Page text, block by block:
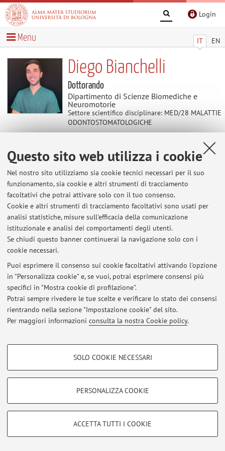
Questo sito web utilizza i cookie
Nel nostro sito utilizziamo sia cookie tecnici necessari per il suo
funzionamento, sia cookie e altri strumenti di tracciamento
facoltativi che potrai attivare solo con il tuo consenso.
Cookie e altri strumenti di tracciamento facoltativi sono usati per
analisi statistiche, misure sull'efficacia della comunicazione
istituzionale e analisi dei comportamenti degli utenti.
Se chiudi questo banner continuerai la navigazione solo con i
cookie necessari.
Puoi esprimere il consenso sui cookie facoltativi attivando l'opzione
in "Personalizza cookie" e, se vuoi, potrai esprimere consensi più
specifici in "Mostra cookie di profilazione".
Potrai sempre rivedere le tue scelte e verificare lo stato dei consensi
rientrando nella sezione "Impostazione cookie" del sito.
Per maggiori informazioni consulta la nostra Cookie policy.
COOKIE DI PROFILAZIONE - FACOLTATIVI
COOKIE TECNICI - NECESSARI
Si tratta di cookie tecnici utilizzati, a titolo esemplificativo, per il corretto
SOLO COOKIE NECESSARI
PERSONALIZZA COOKIE
ACCETTA TUTTI I COOKIE
Login
IT EN
Menu
Diego Bianchelli
Dottorando
Dipartimento di Scienze Biomediche e
Neuromotorie
Settore scientifico disciplinare: MED/28 MALATTIE
ODONTOSTOMATOLOGICHE
Contatti
E-mail: diego.bianchelli2@unibo.it
Dipartimento di Scienze Biomediche e Neuromotorie
Via Massarenti 9, Bologna -Vai alla mappa
Ultimi avvisi
Al momento non sono presenti avvisi.
Accedi tramiteloginper gestire tutti i contenuti del sito.
© 2026 - ALMA MATER STUDIORUM - Università di Bologna - Via
Zamboni, 33 - 40126 Bologna - Partita IVA: 01131710376